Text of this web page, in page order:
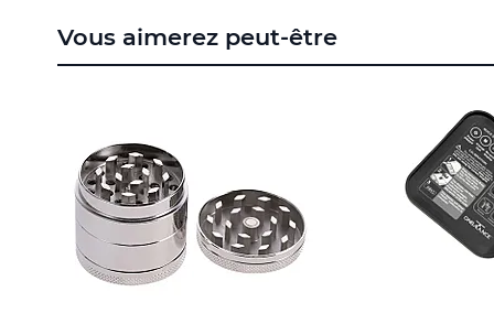
the
beginning
gallery
Vous aimerez peut-être